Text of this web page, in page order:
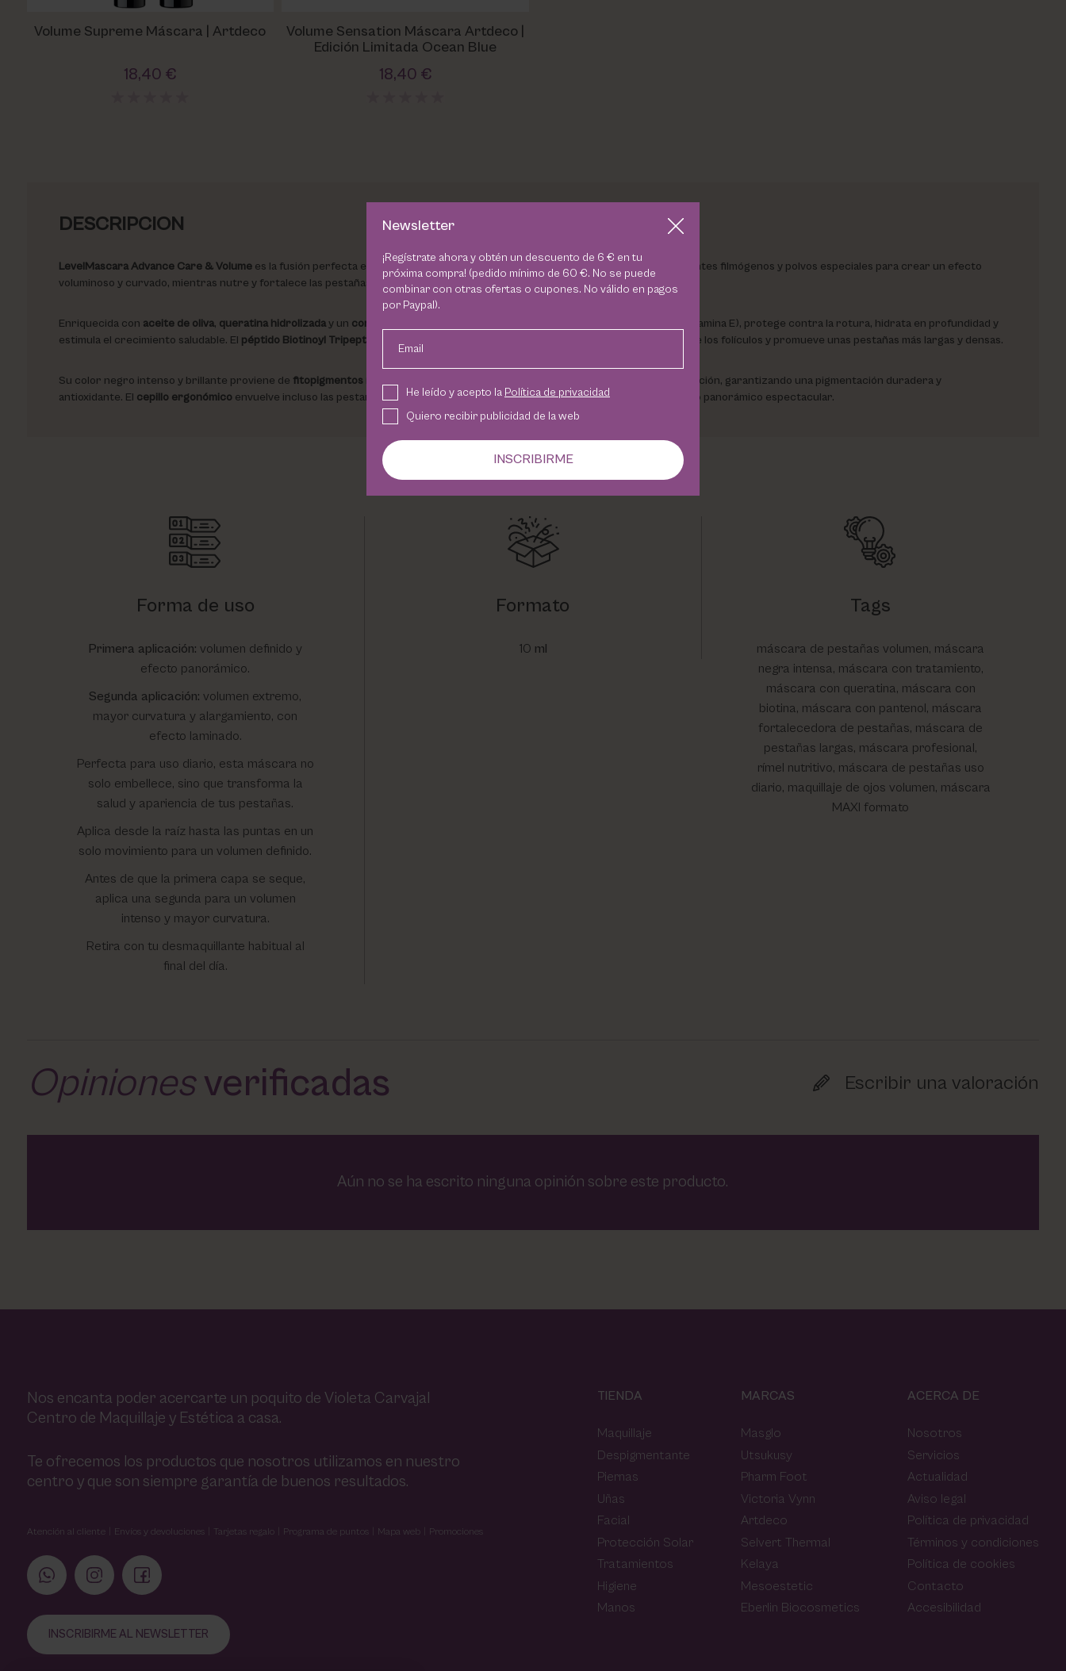
Volume Supreme Máscara | Artdeco
18,40 €
Volume Sensation Máscara Artdeco |
Edición Limitada Ocean Blue
18,40 €
DESCRIPCION
LevelMascara Advance Care & Volumees la fusión perfecta entre maquillaje y tratamiento. Su fórmula innovadora combina agentes filmógenos y polvos especiales para crear un efecto
voluminoso y curvado, mientras nutre y fortalece las pestañas día tras día.
Enriquecida con aceite de oliva, queratina hidrolizaday un complejo polivitamínico
(biotina, pantenol, niacinamida, vitamina C y vitamina E), protege contra la rotura, hidrata en profundidad y
estimula el crecimiento saludable. El péptido Biotinoyl Tripeptide-1 , junto a extractos naturales como el de nuez blanca, fortalece los folículos y promueve unas pestañas más largas y densas.
Su color negro intenso y brillante proviene de fitopigmentos naturales
, que liberan color gradualmente con cada aplicación, garantizando una pigmentación duradera y
antioxidante. El cepillo ergonómicoenvuelve incluso las pestañas más pequeñas, separándolas sin grumos y logrando un acabado panorámico espectacular.
Forma de uso
Primera aplicación: volumen definido y
efecto panorámico.
Segunda aplicación: volumen extremo,
mayor curvatura y alargamiento, con
efecto laminado.
Perfecta para uso diario, esta máscara no
solo embellece, sino que transforma la
salud y apariencia de tus pestañas.
Aplica desde la raíz hasta las puntas en un
solo movimiento para un volumen definido.
Antes de que la primera capa se seque,
aplica una segunda para un volumen
intenso y mayor curvatura.
Retira con tu desmaquillante habitual al
final del día.
Formato
10 ml
Tags
máscara de pestañas volumen, máscara
negra intensa, máscara con tratamiento,
máscara con queratina, máscara con
biotina, máscara con pantenol, máscara
fortalecedora de pestañas, máscara de
pestañas largas, máscara profesional,
rímel nutritivo, máscara de pestañas uso
diario, maquillaje de ojos volumen, máscara
MAXI formato
Opinionesverificadas Escribir una valoración
Aún no se ha escrito ninguna opinión sobre este producto.
Nos encanta poder acercarte un poquito de Violeta Carvajal
Centro de Maquillaje y Estética a casa.
Te ofrecemos los productos que nosotros utilizamos en nuestro
centro y que son siempre garantía de buenos resultados.
Atención al cliente Envíos y devoluciones Tarjetas regalo Programa de puntos Mapa web Promociones
INSCRIBIRME AL NEWSLETTER
TIENDA
Maquillaje
Despigmentante
Piernas
Uñas
Facial
Protección Solar
Tratamientos
Higiene
Manos
MARCAS
Masglo
Utsukusy
Pharm Foot
Victoria Vynn
Artdeco
Selvert Thermal
Kelaya
Mesoestetic
Eberlin Biocosmetics
ACERCA DE
Nosotros
Servicios
Actualidad
Aviso legal
Política de privacidad
Términos y condiciones
Política de cookies
Contacto
Accesibilidad
Newsletter
¡Regístrate ahora y obtén un descuento de 6 € en tu
próxima compra! (pedido mínimo de 60 €. No se puede
combinar con otras ofertas o cupones. No válido en pagos
por Paypal).
Email
He leído y acepto la Política de privacidad
Quiero recibir publicidad de la web
INSCRIBIRME